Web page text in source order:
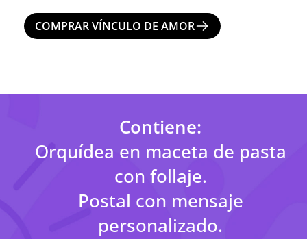
COMPRAR VÍNCULO DE AMOR
Contiene:
Orquídea en maceta de pasta
con follaje.
Postal con mensaje
personalizado.